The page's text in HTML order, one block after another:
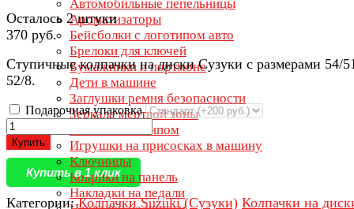
Автомобильные пепельницы
Ароматизаторы
Бейсболки с логотипом авто
Брелоки для ключей
Бумажники и портмоне
Дети в машине
Заглушки ремня безопасности
Зеркала мертвой зоны
Зонты с логотипом
Игрушки на присосках в машину
Ключницы
Коврики на панель
Накладки на педали
Осталось 2 штуки
370 руб.
Ступичные колпачки на диски Сузуки с размерами 54/
52/8.
Подарочная упаковка
Купить
Купить в 1 клик
Категории:Колпачки Suzuki (Сузуки) Колпачки на